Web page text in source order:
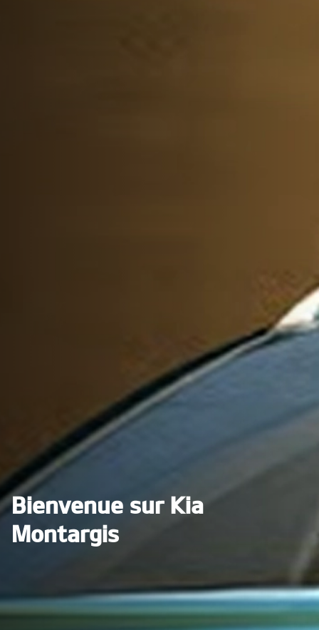
Bienvenue sur Kia
Montargis